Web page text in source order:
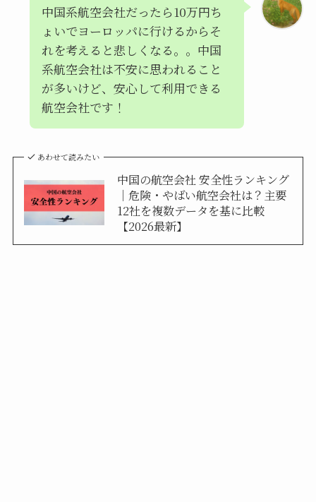
中国系航空会社だったら10万円ち
ょいでヨーロッパに行けるからそ
れを考えると悲しくなる。。中国
系航空会社は不安に思われること
が多いけど、安心して利用できる
航空会社です！
あわせて読みたい
中国の航空会社 安全性ランキング
｜危険・やばい航空会社は？主要
12社を複数データを基に比較
【2026最新】